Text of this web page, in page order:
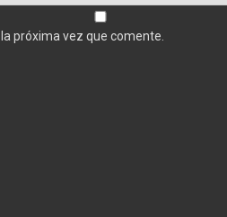
próxima vez que comente.